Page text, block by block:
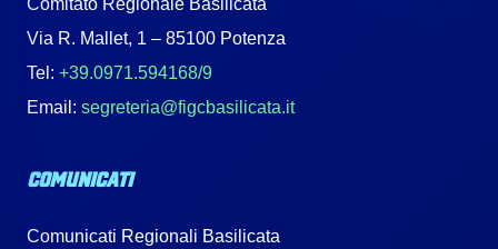
Comitato Regionale Basilicata
Via R. Mallet, 1 – 85100 Potenza
Tel: +39.0971.594168/9
Email: segreteria@figcbasilicata.it
COMUNICATI
Comunicati Regionali Basilicata